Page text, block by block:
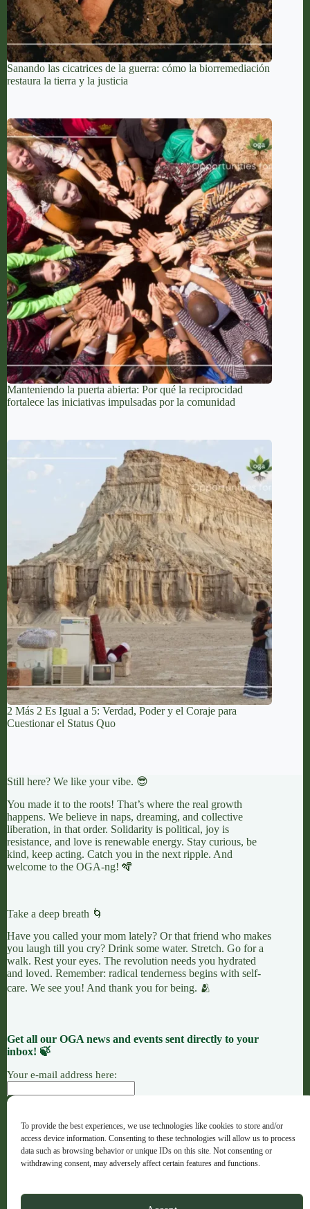
To provide the best experiences, we use technologies like cookies to store and/or
access device information. Consenting to these technologies will allow us to process
data such as browsing behavior or unique IDs on this site. Not consenting or
withdrawing consent, may adversely affect certain features and functions.
Sanando las cicatrices de la guerra: cómo la biorremediación
restaura la tierra y la justicia
Manteniendo la puerta abierta: Por qué la reciprocidad
fortalece las iniciativas impulsadas por la comunidad
2 Más 2 Es Igual a 5: Verdad, Poder y el Coraje para
Cuestionar el Status Quo
Still here? We like your vibe. 😎
You made it to the roots! That’s where the real growth
happens. We believe in naps, dreaming, and collective
liberation, in that order. Solidarity is political, joy is
resistance, and love is renewable energy. Stay curious, be
kind, keep acting. Catch you in the next ripple. And
welcome to the OGA-ng! 🪇
Take a deep breath 🌀
Have you called your mom lately? Or that friend who makes
you laugh till you cry? Drink some water. Stretch. Go for a
walk. Rest your eyes. The revolution needs you hydrated
and loved. Remember: radical tenderness begins with self-
care. We see you! And thank you for being. 🫂
Get all our OGA news and events sent directly to your
inbox! 🍃
Your e-mail address here:
ACCIÓN CAUSAS
OFRENDAS
OGA · Opportunities for Grassroots Action – Español